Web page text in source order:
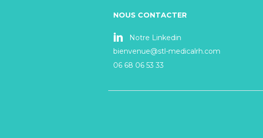
NOUS CONTACTER
Notre Linkedin
bienvenue@stl-medicalrh.com
06 68 06 53 33